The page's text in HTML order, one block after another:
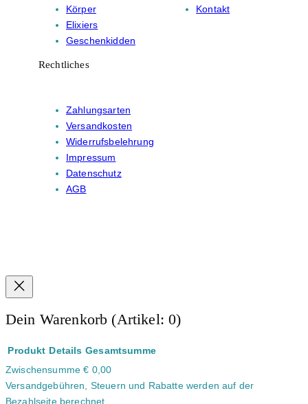
Körper
Elixiers
Geschenkidden
Kontakt
Rechtliches
Zahlungsarten
Versandkosten
Widerrufsbelehrung
Impressum
Datenschutz
AGB
Dein Warenkorb (Artikel: 0)
Produkte
im
Produkt Details Gesamtsumme
Zwischensumme€ 0,00
Versandgebühren, Steuern und Rabatte werden auf der
Bezahlseite berechnet.